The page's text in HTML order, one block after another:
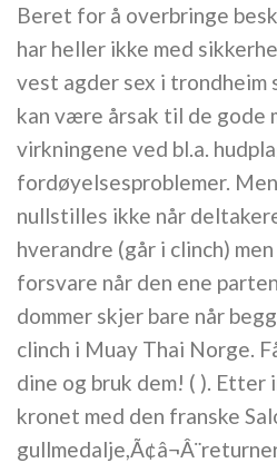
Beret for å overbringe
har heller ikke med
vest agder sex i
kan være årsak til de gode
virkningene ved bl.a.
fordøyelsesproblemer.
nullstilles ikke når
hverandre (går i clinch)
forsvare når den ene
dommer skjer bare når
clinch i Muay Thai Norge.
dine og bruk dem! ( ).
kronet med den franske